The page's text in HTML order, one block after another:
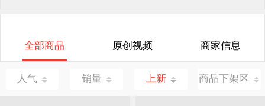
全部商品 原创视频 商家信息
人气 销量 上新 商品下架区